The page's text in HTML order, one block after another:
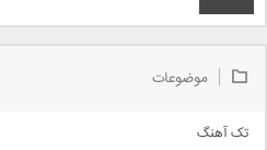
موضوعات
تک آهنگ